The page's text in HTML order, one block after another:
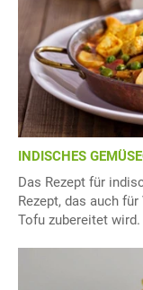
INDISCHES
Das Rezept für
Rezept, das auch
Tofu zubereitet wird.